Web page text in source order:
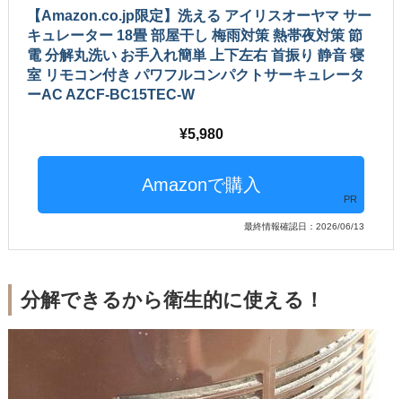
【Amazon.co.jp限定】洗える アイリスオーヤマ サー
キュレーター 18畳 部屋干し 梅雨対策 熱帯夜対策 節
電 分解丸洗い お手入れ簡単 上下左右 首振り 静音 寝
室 リモコン付き パワフルコンパクトサーキュレータ
ーAC AZCF-BC15TEC-W
5,980
PR
最終情報確認日：2026/06/13
分解できるから衛生的に使える！